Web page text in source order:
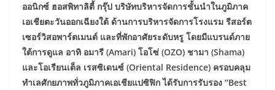
ออนิกซ์ ฮอสพิทาลิตี้ กรุ๊ป บริษัทบริหารจัดการชั้นนำในภูมิภาค
เอเชียตะวันออกเฉียงใต้ ด้านการบริหารจัดการโรงแรม รีสอร์ต
เซอร์วิสอพาร์ตเมนต์ และที่พักอาศัยระดับหรู โดยมีแบรนด์ภาย
ใต้การดูแล อาทิ อมารี (Amari) โอโซ่ (OZO) ชามา (Shama)
และโอเรียนเต็ล เรสซิเดนซ์ (Oriental Residence) ครอบคลุม
ทำเลศักยภาพทั่วภูมิภาคเอเชียแปซิฟิก ได้รับการรับรอง “Best